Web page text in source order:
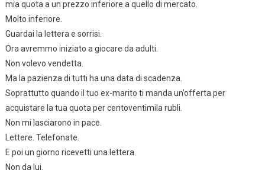
mia quota a un prezzo inferiore a quello di mercato.
Molto inferiore.
Guardai la lettera e sorrisi.
Ora avremmo iniziato a giocare da adulti.
Non volevo vendetta.
Ma la pazienza di tutti ha una data di scadenza.
Soprattutto quando il tuo ex-marito ti manda un’offerta per
acquistare la tua quota per centoventimila rubli.
Non mi lasciarono in pace.
Lettere. Telefonate.
E poi un giorno ricevetti una lettera.
Non da lui.